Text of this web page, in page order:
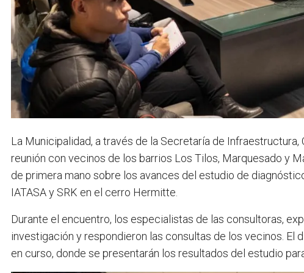
La Municipalidad, a través de la Secretaría de
reunión con vecinos de los barrios Los Tilos, Marquesado y
de primera mano sobre los avances del estudio de
IATASA y SRK en el cerro Hermitte.
Durante el encuentro, los especialistas de las consultoras,
investigación y respondieron las consultas de los vecinos. El
en curso, donde se presentarán los resultados del estudio